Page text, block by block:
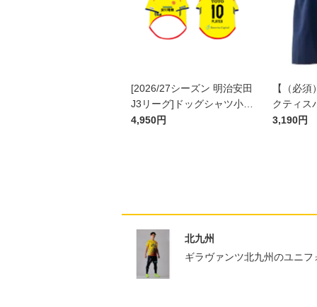
[2026/27シーズン 明治安田
J3リーグ]ドッグシャツ小型
犬用(FP1stデザイン)
4,950円
【（必
クティス
3,190円
北九州
ギラヴァンツ北九州のユニフ